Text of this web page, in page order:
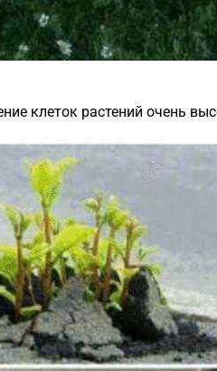
клеток растений очень